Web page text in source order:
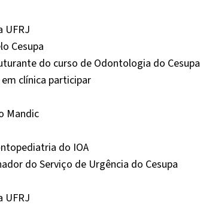
UFRJ
Cesupa
do curso de Odontologia do Cesupa
clínica participar
Mandic
do IOA
do Serviço de Urgência do Cesupa
UFRJ